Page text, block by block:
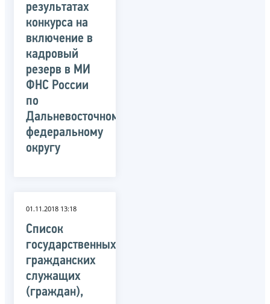
результатах
конкурса на
включение в
кадровый
резерв в МИ
ФНС России
по
Дальневосточному
федеральному
округу
01.11.2018 13:18
Список
государственных
гражданских
служащих
(граждан),